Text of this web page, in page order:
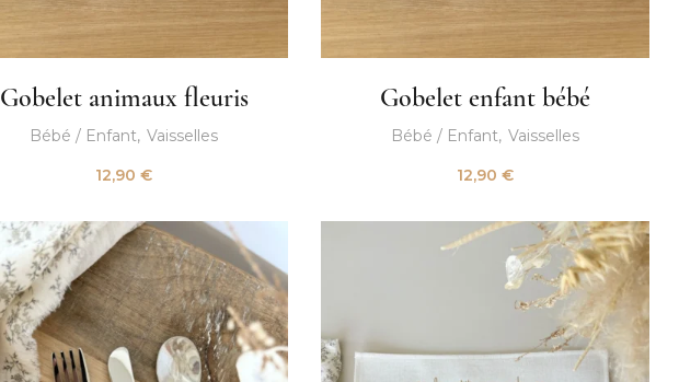
Gobelet animaux fleuris
Bébé / Enfant Vaisselles
12,90 €
Gobelet enfant bébé
Bébé / Enfant Vaisselles
12,90 €